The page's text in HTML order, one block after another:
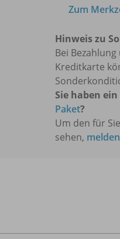
Zum
Hinweis zu
Bei
Kreditkarte
Sie haben
Paket?
Um den für
sehen,